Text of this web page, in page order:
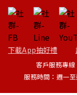
下載App抽好禮
客戶服務專
服務時間：週一